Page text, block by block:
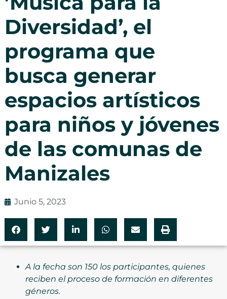
Diversidad’, el
programa que
busca generar
espacios artísticos
para niños y jóvenes
de las comunas de
Manizales
Junio 5, 2023
A la fecha son 150 los participantes, quienes
reciben el proceso de formación en diferentes
géneros.